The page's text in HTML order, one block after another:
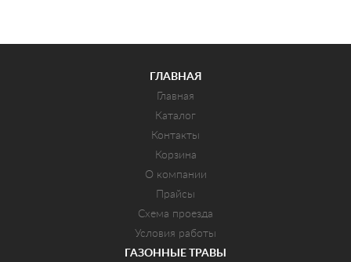
ГЛАВНАЯ
Главная
Каталог
Контакты
Корзина
О компании
Прайсы
Схема проезда
Условия работы
ГАЗОННЫЕ ТРАВЫ